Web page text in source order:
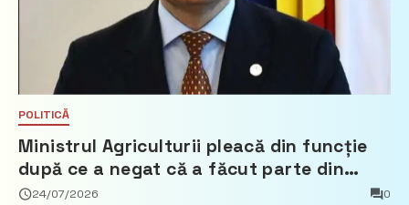
POLITICĂ
Ministrul Agriculturii pleacă din funcție
după ce a negat că a făcut parte din
Partidul Democrat
24/07/2026 0